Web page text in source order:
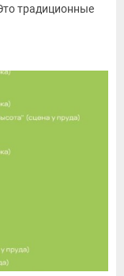
традиционные